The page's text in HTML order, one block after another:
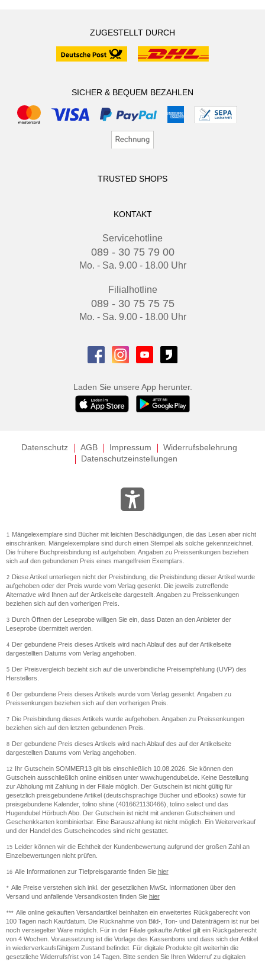
ZUGESTELLT DURCH
SICHER & BEQUEM BEZAHLEN
TRUSTED SHOPS
KONTAKT
Servicehotline
089 - 30 75 79 00
Mo. - Sa. 9.00 - 18.00 Uhr
Filialhotline
089 - 30 75 75 75
Mo. - Sa. 9.00 - 18.00 Uhr
Laden Sie unsere App herunter.
Datenschutz AGB Impressum
Widerrufsbelehrung
Datenschutzeinstellungen
1
Mängelexemplare sind Bücher mit leichten Beschädigungen, die das Lesen aber nicht
einschränken. Mängelexemplare sind durch einen Stempel als solche gekennzeichnet.
Die frühere Buchpreisbindung ist aufgehoben. Angaben zu Preissenkungen beziehen
sich auf den gebundenen Preis eines mangelfreien Exemplars.
2 Diese Artikel unterliegen nicht der Preisbindung, die Preisbindung dieser Artikel wurde
aufgehoben oder der Preis wurde vom Verlag gesenkt. Die jeweils zutreffende
Alternative wird Ihnen auf der Artikelseite dargestellt. Angaben zu Preissenkungen
beziehen sich auf den vorherigen Preis.
3 Durch Öffnen der Leseprobe willigen Sie ein, dass Daten an den Anbieter der
Leseprobe übermittelt werden.
4 Der gebundene Preis dieses Artikels wird nach Ablauf des auf der Artikelseite
dargestellten Datums vom Verlag angehoben.
5 Der Preisvergleich bezieht sich auf die unverbindliche Preisempfehlung (UVP) des
Herstellers.
6 Der gebundene Preis dieses Artikels wurde vom Verlag gesenkt. Angaben zu
Preissenkungen beziehen sich auf den vorherigen Preis.
7 Die Preisbindung dieses Artikels wurde aufgehoben. Angaben zu Preissenkungen
beziehen sich auf den letzten gebundenen Preis.
8 Der gebundene Preis dieses Artikels wird nach Ablauf des auf der Artikelseite
dargestellten Datums vom Verlag angehoben.
12 Ihr Gutschein SOMMER13 gilt bis einschließlich 10.08.2026. Sie können den
Gutschein ausschließlich online einlösen unter www.hugendubel.de. Keine Bestellung
zur Abholung mit Zahlung in der Filiale möglich. Der Gutschein ist nicht gültig für
gesetzlich preisgebundene Artikel (deutschsprachige Bücher und eBooks) sowie für
preisgebundene Kalender, tolino shine (4016621130466), tolino select und das
Hugendubel Hörbuch Abo. Der Gutschein ist nicht mit anderen Gutscheinen und
Geschenkkarten kombinierbar. Eine Barauszahlung ist nicht möglich. Ein Weiterverkauf
und der Handel des Gutscheincodes sind nicht gestattet.
15 Leider können wir die Echtheit der Kundenbewertung aufgrund der großen Zahl an
Einzelbewertungen nicht prüfen.
16 Alle Informationen zur Tiefpreisgarantie finden Sie hier
* Alle Preise verstehen sich inkl. der gesetzlichen MwSt. Informationen über den
Versand und anfallende Versandkosten finden Sie hier
*** Alle online gekauften Versandartikel beinhalten ein erweitertes Rückgaberecht von
100 Tagen nach Kaufdatum. Die Rücknahme von Bild-, Ton- und Datenträgern ist nur bei
noch versiegelter Ware möglich. Für in der Filiale gekaufte Artikel gilt ein Rückgaberecht
von 4 Wochen. Voraussetzung ist die Vorlage des Kassenbons und dass sich der Artikel
in wiederverkaufsfähigem Zustand befindet. Für digitale Produkte gilt weiterhin die
gesetzliche Widerrufsfrist von 14 Tagen. Bitte senden Sie Ihren Widerruf zu digitalen